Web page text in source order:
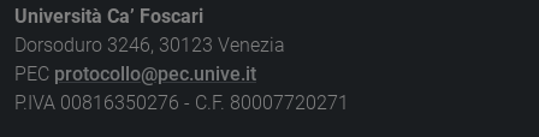
Università Ca’ Foscari
Dorsoduro 3246, 30123 Venezia
PEC protocollo@pec.unive.it
P.IVA 00816350276 - C.F. 80007720271